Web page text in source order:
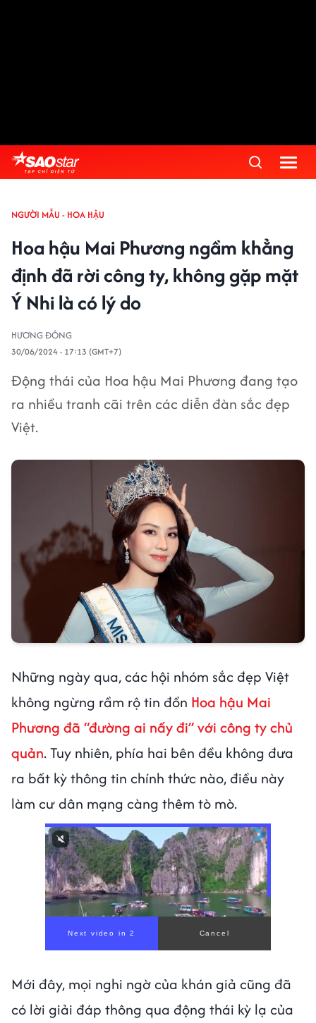
NGƯỜI MẪU - HOA HẬU
Hoa hậu Mai Phương ngầm khẳng
định đã rời công ty, không gặp mặt
Ý Nhi là có lý do
HƯƠNG ĐÔNG
30/06/2024 - 17:13 (GMT+7)
Động thái của Hoa hậu Mai Phương đang tạo
ra nhiều tranh cãi trên các diễn đàn sắc đẹp
Việt.
Những ngày qua, các hội nhóm sắc đẹp Việt
không ngừng rầm rộ tin đồn Hoa hậu Mai
Phương đã “đường ai nấy đi” với công ty chủ
quản. Tuy nhiên, phía hai bên đều không đưa
ra bất kỳ thông tin chính thức nào, điều này
làm cư dân mạng càng thêm tò mò.
Mới đây, mọi nghi ngờ của khán giả cũng đã
có lời giải đáp thông qua động thái kỳ lạ của